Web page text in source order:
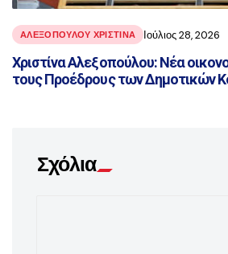
ΑΛΕΞΟΠΟΥΛΟΥ ΧΡΙΣΤΙΝΑ Ιούλιος 28, 2026
Χριστίνα Αλεξοπούλου: Νέα
τους Προέδρους των Δημοτικών
Σχόλια